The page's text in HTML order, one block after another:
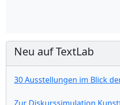
Neu auf TextLab
30 Ausstellungen im Blick